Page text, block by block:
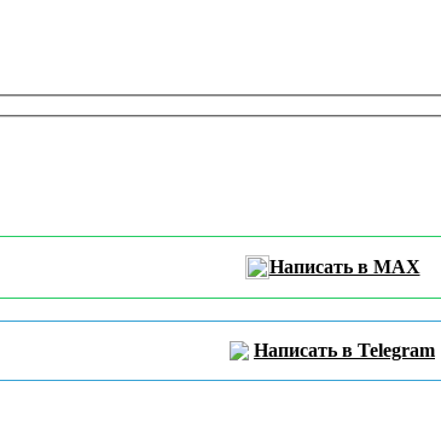
Написать в MAX
Написать в Telegram